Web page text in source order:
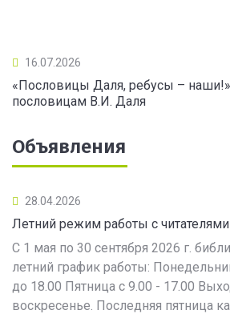
16.07.2026
«Пословицы Даля, ребусы –
пословицам В.И. Даля
Объявления
28.04.2026
Летний режим работы с читателями
С 1 мая по 30 сентября 2026 г.
летний график работы:
до 18.00 Пятница с 9.00 - 17.00
воскресенье. Последняя пятница